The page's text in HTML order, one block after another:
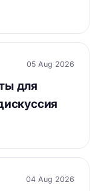
05 Aug 2026
для
04 Aug 2026